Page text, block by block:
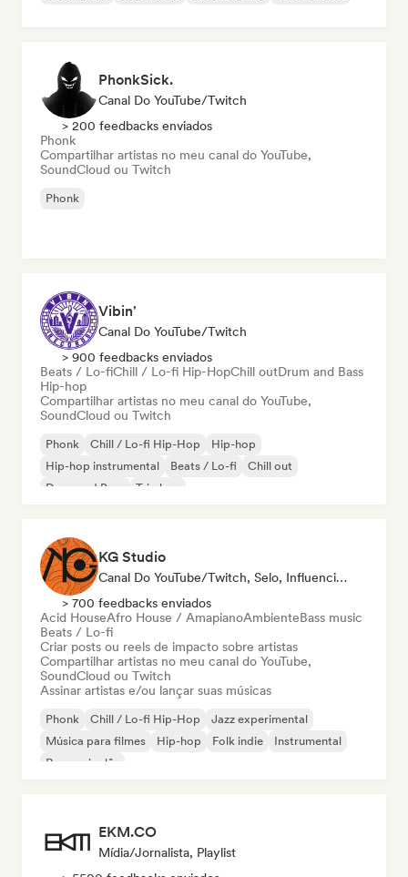
PhonkSick.
Canal Do YouTube/Twitch
> 200 feedbacks enviados
Phonk
Compartilhar artistas no meu canal do YouTube,
SoundCloud ou Twitch
Phonk
Vibin'
Canal Do YouTube/Twitch
> 900 feedbacks enviados
Beats / Lo-fiChill / Lo-fi Hip-HopChill outDrum and Bass
Hip-hop
Compartilhar artistas no meu canal do YouTube,
SoundCloud ou Twitch
Phonk Chill / Lo-fi Hip-Hop
Hip-hop
Hip-hop instrumental
Beats / Lo-fi
Chill out
Drum and Bass
Trip hop
KG Studio
Canal Do YouTube/Twitch, Selo, Influenciador
> 700 feedbacks enviados
Acid HouseAfro House / AmapianoAmbienteBass music
Beats / Lo-fi
Criar posts ou reels de impacto sobre artistas
Compartilhar artistas no meu canal do YouTube,
SoundCloud ou Twitch
Assinar artistas e/ou lançar suas músicas
Phonk Chill / Lo-fi Hip-Hop
Jazz experimental
Música para filmes
Hip-hop Folk indie
Instrumental
Rap em inglês
EKM.CO
Mídia/Jornalista, Playlist